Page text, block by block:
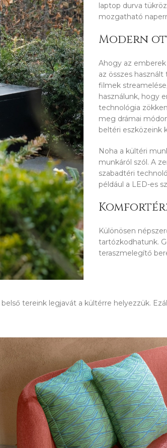
laptop durva
mozgatható
Modern
Ahogy az
az összes
filmek
használunk, hogy
technológia
meg drámai
beltéri eszközeink
Noha a kültéri
munkáról szól. A
szabadtéri
például a LED-es
Különösen
tartózkodhatunk.
teraszmelegítő
tereink legjavát a kültérre helyezzük.